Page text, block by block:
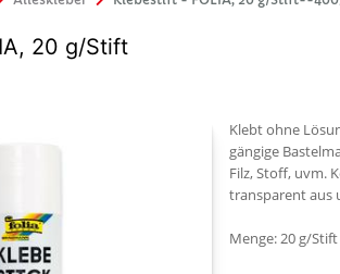
20 g/Stift
Klebt ohne
gängige
Filz, Stoff, uvm.
transparent aus
Menge: 20 g/Stift